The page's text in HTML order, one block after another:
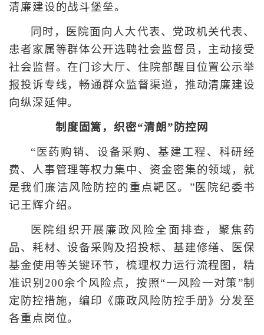
清廉建设的战斗堡垒。
同时，医院面向人大代表、党政机关代表、
患者家属等群体公开选聘社会监督员，主动接受
社会监督。在门诊大厅、住院部醒目位置公示举
报投诉专线，畅通群众监督渠道，推动清廉建设
向纵深延伸。
制度固篱，织密“清朗”防控网
“医药购销、设备采购、基建工程、科研经
费、人事管理等权力集中、资金密集的领域，就
是我们廉洁风险防控的重点靶区。”医院纪委书
记王辉介绍。
医院组织开展廉政风险全面排查，聚焦药
品、耗材、设备采购及招投标、基建修缮、医保
基金使用等关键环节，梳理权力运行流程图，精
准识别200余个风险点，按照“一风险一对策”制
定防控措施，编印《廉政风险防控手册》分发至
各重点岗位。